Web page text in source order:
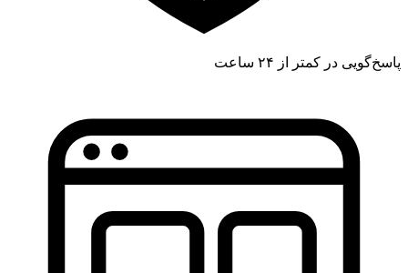
پاسخ‌گویی در کمتر از ۲۴ ساعت